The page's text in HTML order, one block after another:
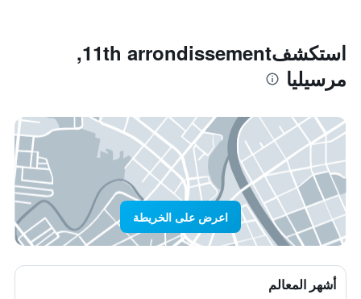
استكشف11th arrondissement,
مرسيليا
اعرض على الخريطة
أشهر المعالم